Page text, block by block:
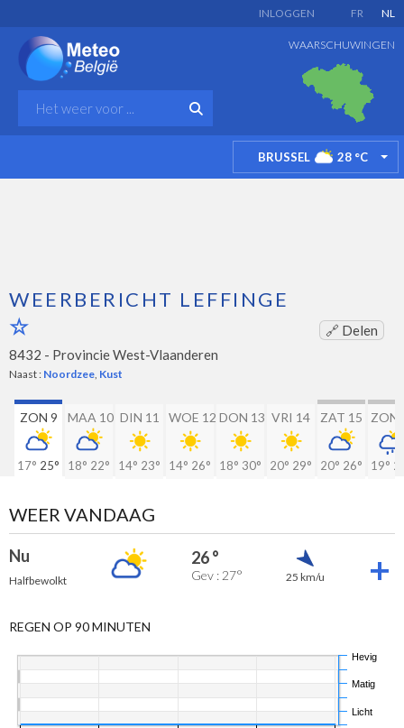
FR NL
INLOGGEN
WAARSCHUWINGEN
BRUSSEL 28 °C
WEERBERICHT LEFFINGE
🔗 Delen
8432 - Provincie West-Vlaanderen
Naast : Noordzee, Kust
ZON 9
17° 25°
MAA 10
18° 22°
DIN 11
14° 23°
WOE 12
14° 26°
DON 13
18° 30°
VRI 14
20° 29°
ZAT 15
20° 26°
ZON
19°
WEER VANDAAG
Nu
Halfbewolkt
26 °
Gev : 27° 25 km/u
REGEN OP 90 MINUTEN
Licht
Matig
Hevig